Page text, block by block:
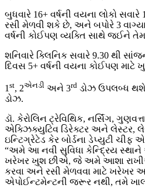
બુધવારે 16+ વર્ષની વયના લોકો સવારે
રસી મેળવી શકે છે, અને બપોરે 3
વર્ષની કોઈપણ વ્યક્તિ સાથે જઈને
શનિવારે ક્લિનિક સવારે 9.30 થી
દિવસ 5+ વર્ષની વયના કોઈપણ માટે
1 st, 2એનડી અને 3rd ડોઝ ઉપલબ્ધ
ડોઝ.
ડૉ. કેરોલિન ટ્રેવિથિક, નર્સિંગ,
એક્ઝિક્યુટિવ ડિરેક્ટર અને લેસ્ટર,
ઇન્ટિગ્રેટેડ કેર બોર્ડના ડેપ્યુટી
“અમે આ નવી સુવિધા કેન્દ્રિય સ્થાને
ખરેખર ખુશ છીએ, જે અમે આશા
કરવા અને રસી મેળવવા માટે ખરેખર
એપોઈન્ટમેન્ટની જરૂર નથી, તમે